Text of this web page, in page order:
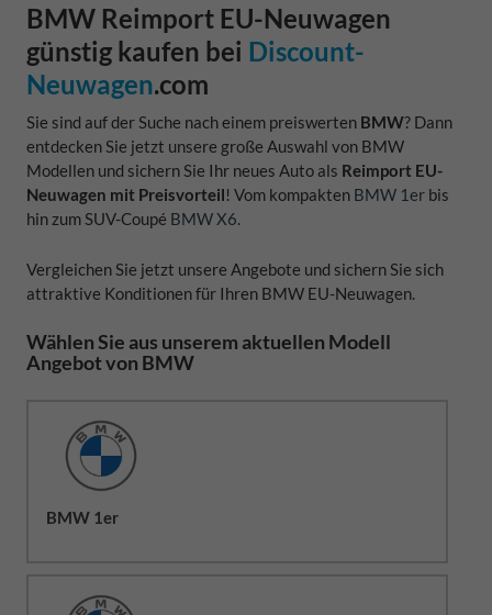
BMW Reimport EU-Neuwagen
günstig kaufen bei Discount-
Neuwagen.com
Sie sind auf der Suche nach einem preiswerten BMW? Dann
entdecken Sie jetzt unsere große Auswahl von BMW
Modellen und sichern Sie Ihr neues Auto als Reimport EU-
Neuwagen mit Preisvorteil! Vom kompakten BMW 1er bis
hin zum SUV-Coupé BMW X6
Vergleichen Sie jetzt unsere Angebote und sichern Sie sich
attraktive Konditionen für Ihren BMW EU-Neuwagen.
Wählen Sie aus unserem aktuellen Modell
Angebot von BMW
BMW 1er